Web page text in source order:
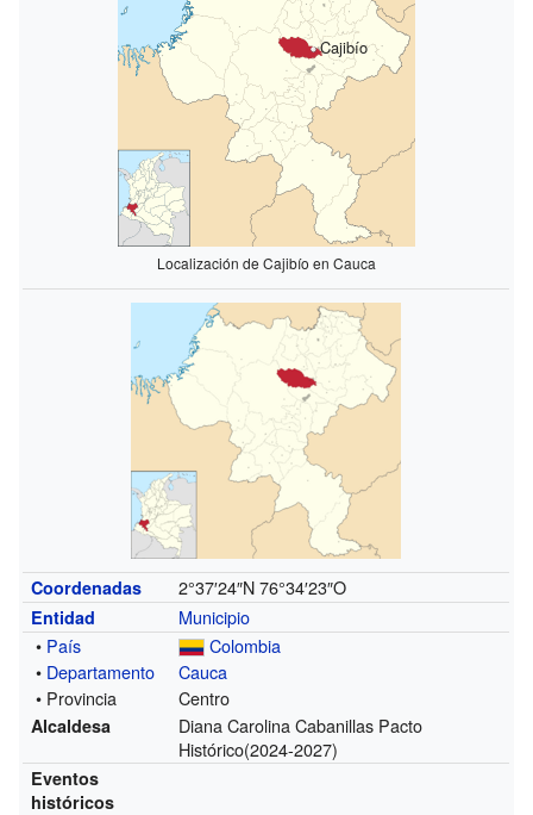
Cajibío
Localización de Cajibío en Cauca
Coordenadas 2°37′24″N 76°34′23″O
Entidad
Municipio
• País
Colombia
• Departamento
Cauca
• Provincia
Centro
Alcaldesa
Diana Carolina Cabanillas Pacto
Histórico(2024-2027)
Eventos
históricos